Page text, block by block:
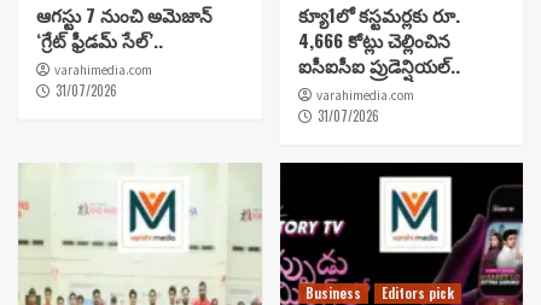
ఆగస్టు 7 నుంచి అమెజాన్
‘గ్రేట్ ఫ్రీడమ్ సేల్’..
varahimedia.com
31/07/2026
క్యూ1లో కస్టమర్లకు రూ.
4,666 కోట్లు చెల్లించిన
ఐసీఐసీఐ ప్రుడెన్షియల్..
varahimedia.com
31/07/2026
Business
Editors pick